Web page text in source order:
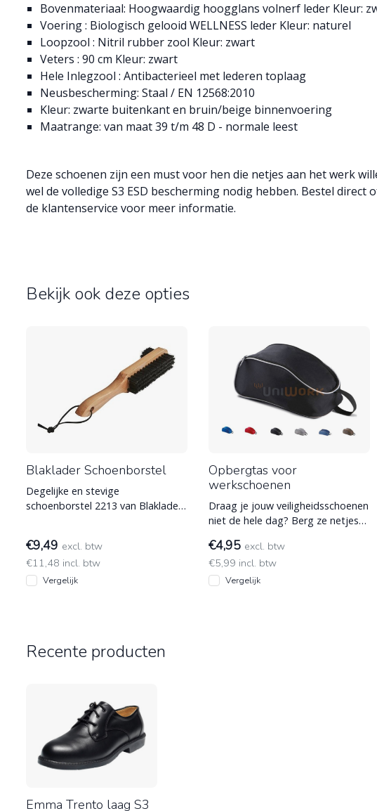
Bovenmateriaal: Hoogwaardig hoogglans volnerf leder Kleur:
Voering : Biologisch gelooid WELLNESS leder Kleur: naturel
Loopzool : Nitril rubber zool Kleur: zwart
Veters : 90 cm Kleur: zwart
Hele Inlegzool : Antibacterieel met lederen toplaag
Neusbescherming: Staal / EN 12568:2010
Kleur: zwarte buitenkant en bruin/beige binnenvoering
Maatrange: van maat 39 t/m 48 D - normale leest
Deze schoenen zijn een must voor hen die netjes aan het werk
wel de volledige S3 ESD bescherming nodig hebben. Bestel direct
de klantenservice voor meer informatie.
Bekijk ook deze opties
Blaklader Schoenborstel
Degelijke en stevige
schoenborstel 2213 van Blaklader
€9,49 excl. btw
€11,48 incl. btw
Vergelijk
Opbergtas voor
werkschoenen
Draag je jouw veiligheidsschoenen
niet de hele dag? Berg ze netjes
€4,95 excl. btw
€5,99 incl. btw
Vergelijk
Recente producten
Emma Trento laag S3